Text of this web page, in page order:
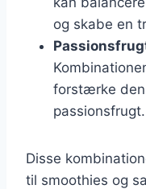
og skabe en
forstærke
passionsfrugt.
Disse
til smoothies og